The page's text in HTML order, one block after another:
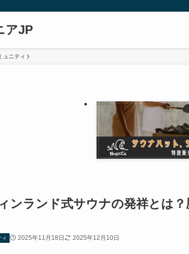
アJP
ュニティ
ンランド式サウナの発祥とは
2025年11月18日 2025年12月10日